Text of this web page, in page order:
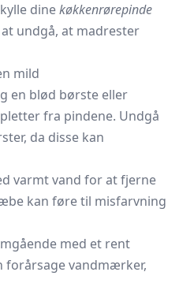
dinekøkkenrørepinde
undgå, at madrester
mild
en blød børste eller
fra pindene. Undgå
da disse kan
varmt vand for at fjerne
kan føre til misfarvning
med et rent
vandmærker,